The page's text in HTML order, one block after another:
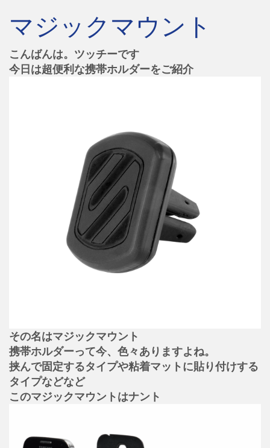
マジックマウント
こんばんは。ツッチーです
今日は超便利な携帯ホルダーをご紹介
その名はマジックマウント
携帯ホルダーって今、色々ありますよね。
挟んで固定するタイプや粘着マットに貼り付けする
タイプなどなど
このマジックマウントはナント